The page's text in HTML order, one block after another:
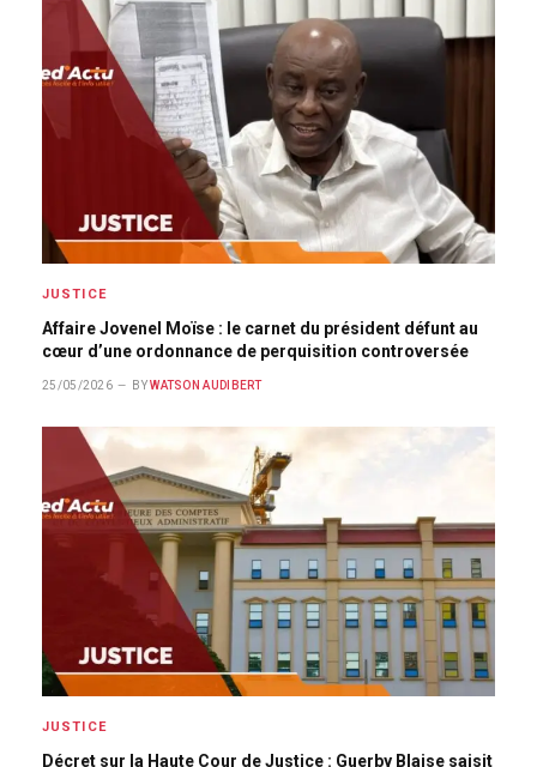
JUSTICE
Affaire Jovenel Moïse : le carnet du président défunt au
cœur d’une ordonnance de perquisition controversée
25/05/2026 BY WATSON AUDIBERT
JUSTICE
Décret sur la Haute Cour de Justice : Guerby Blaise saisit